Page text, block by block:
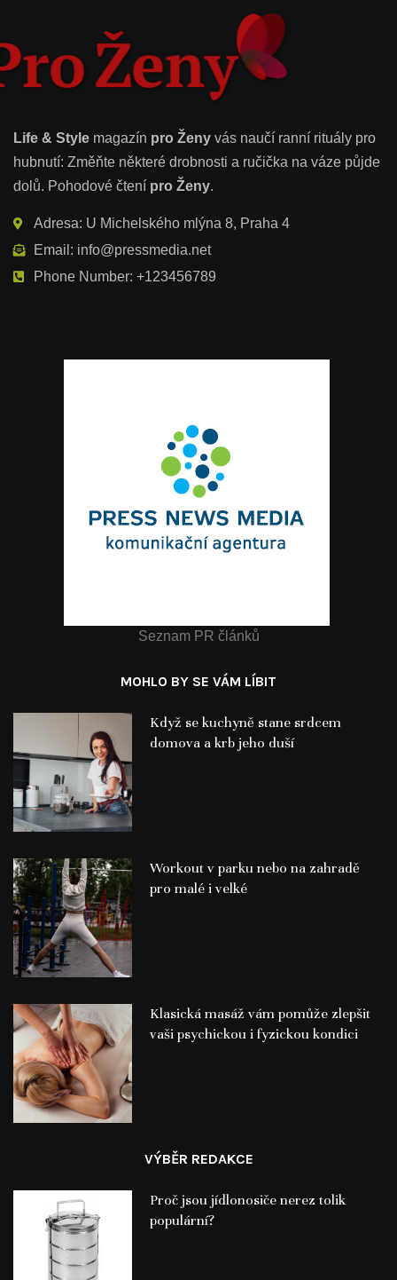
Life & Style magazín pro Ženy vás naučí ranní rituály pro
hubnutí: Změňte některé drobnosti a ručička na váze půjde
dolů. Pohodové čtení pro Ženy.
Adresa: U Michelského mlýna 8, Praha 4
Email: info@pressmedia.net
Phone Number: +123456789
Seznam PR článků
MOHLO BY SE VÁM LÍBIT
Když se kuchyně stane srdcem
domova a krb jeho duší
Workout v parku nebo na zahradě
pro malé i velké
Klasická masáž vám pomůže zlepšit
vaši psychickou i fyzickou kondici
VÝBĚR REDAKCE
Proč jsou jídlonosiče nerez tolik
populární?